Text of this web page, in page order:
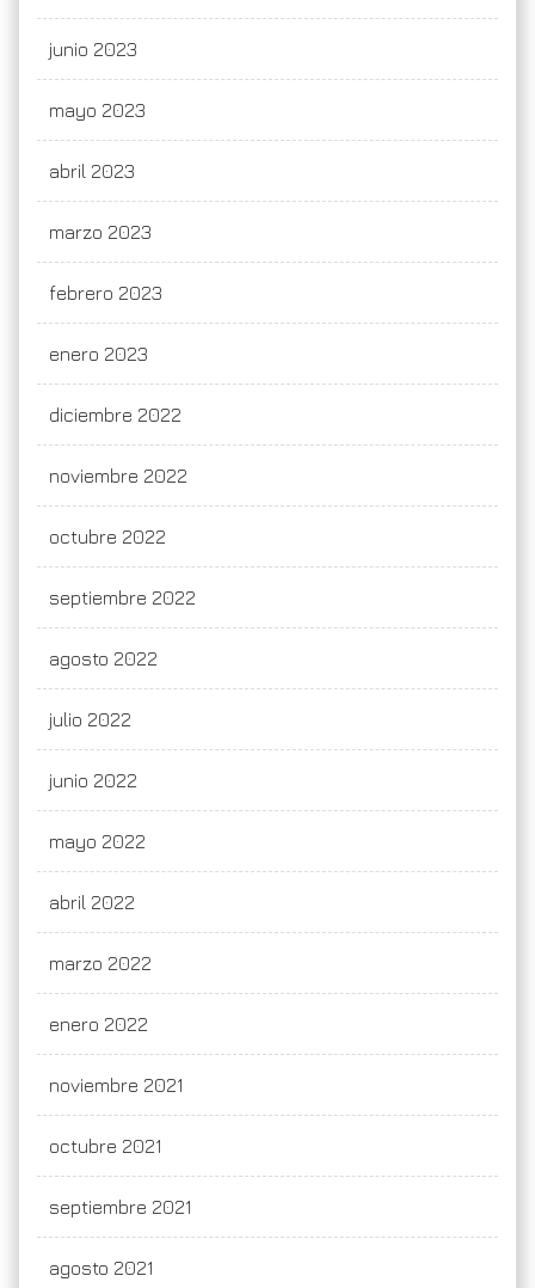
junio 2023
mayo 2023
abril 2023
marzo 2023
febrero 2023
enero 2023
diciembre 2022
noviembre 2022
octubre 2022
septiembre 2022
agosto 2022
julio 2022
junio 2022
mayo 2022
abril 2022
marzo 2022
enero 2022
noviembre 2021
octubre 2021
septiembre 2021
agosto 2021